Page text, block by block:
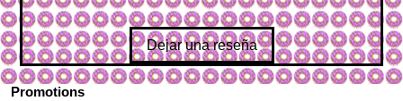
Dejar una reseña
Promotions